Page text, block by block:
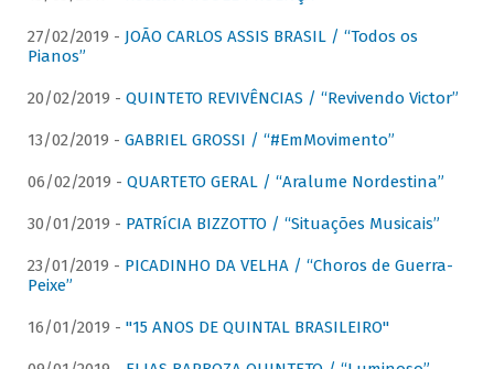
27/02/2019 - JOÃO CARLOS ASSIS BRASIL / “Todos os
Pianos”
20/02/2019 - QUINTETO REVIVÊNCIAS / “Revivendo Victor”
13/02/2019 - GABRIEL GROSSI / “#EmMovimento”
06/02/2019 - QUARTETO GERAL / “Aralume Nordestina”
30/01/2019 - PATRíCIA BIZZOTTO / “Situações Musicais”
23/01/2019 - PICADINHO DA VELHA / “Choros de Guerra-
Peixe”
16/01/2019 - "15 ANOS DE QUINTAL BRASILEIRO"